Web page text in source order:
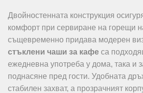
Двойностенната конструкция
комфорт при сервиране на горещи
същевременно придава модерен
стъклени чаши за кафе са
ежедневна употреба у дома, така и
поднасяне пред гости. Удобната
стабилен захват, а прозрачният